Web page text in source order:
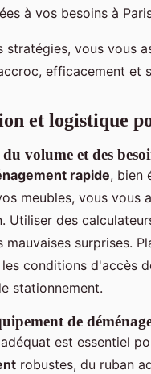
à vos besoins à
stratégies, vous vous
efficacement et
et logistique
volume et des
rapide, bien
meubles, vous
Utiliser des
mauvaises surprises.
conditions d'accès
stationnement.
de
est essentiel
robustes, du ruban